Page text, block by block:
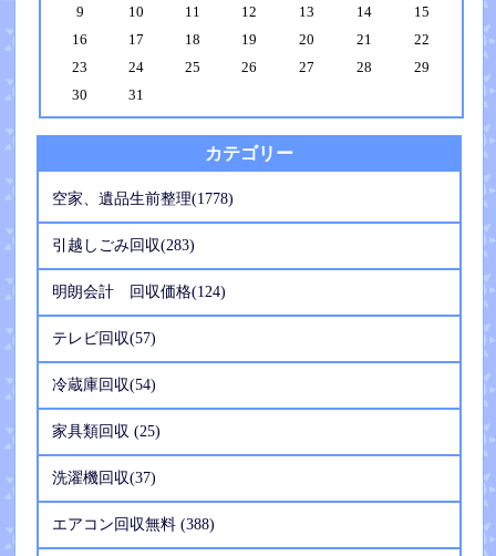
9
10 11 12 13 14
15
16
17 18 19 20 21
22
23
24 25 26 27 28
29
30
31
カテゴリー
空家、遺品生前整理(1778)
引越しごみ回収(283)
明朗会計 回収価格(124)
テレビ回収(57)
冷蔵庫回収(54)
家具類回収 (25)
洗濯機回収(37)
エアコン回収無料 (388)